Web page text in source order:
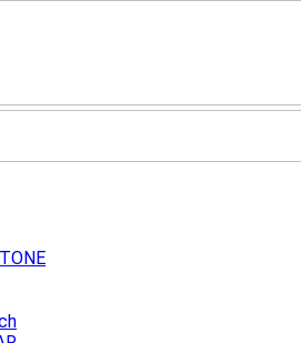
D825
xe